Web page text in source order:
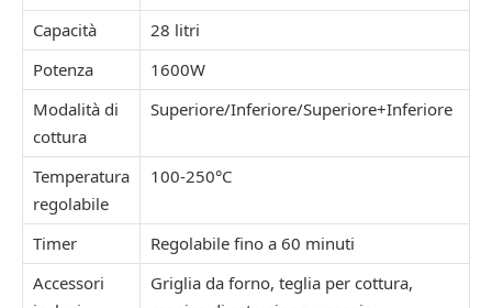
Capacità
28 litri
Potenza
1600W
Modalità di
cottura
Superiore/Inferiore/Superiore+Inferiore
Temperatura
regolabile
100-250°C
Timer
Regolabile fino a 60 minuti
Accessori
Griglia da forno, teglia per cottura,